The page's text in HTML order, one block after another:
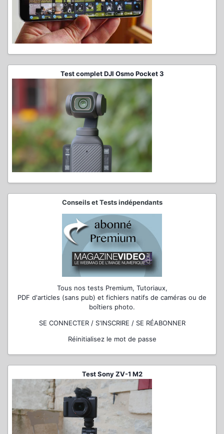
Test complet DJI Osmo Pocket 3
Conseils et Tests indépendants
Tous nos tests Premium, Tutoriaux,
PDF d'articles (sans pub) et fichiers natifs de caméras ou de
boîtiers photo.
SE CONNECTER / S'INSCRIRE / SE RÉABONNER
Réinitialisez le mot de passe
Test Sony ZV-1 M2